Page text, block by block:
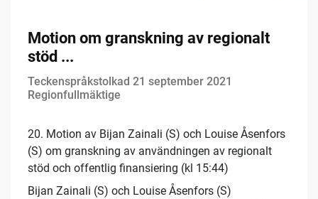
Motion om granskning av regionalt
stöd ...
Teckenspråkstolkad 21 september 2021
Regionfullmäktige
20. Motion av Bijan Zainali (S) och Louise Åsenfors
(S) om granskning av användningen av regionalt
stöd och offentlig finansiering (kl 15:44)
Bijan Zainali (S) och Louise Åsenfors (S)